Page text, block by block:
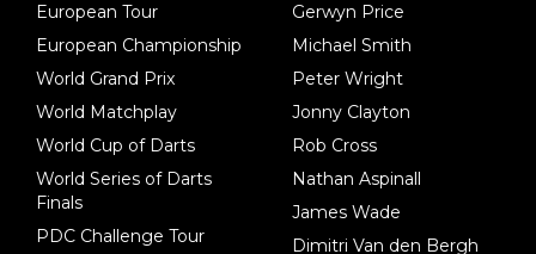
European Tour
European Championship
World Grand Prix
World Matchplay
World Cup of Darts
World Series of Darts
Finals
PDC Challenge Tour
Gerwyn Price
Michael Smith
Peter Wright
Jonny Clayton
Rob Cross
Nathan Aspinall
James Wade
Dimitri Van den Bergh